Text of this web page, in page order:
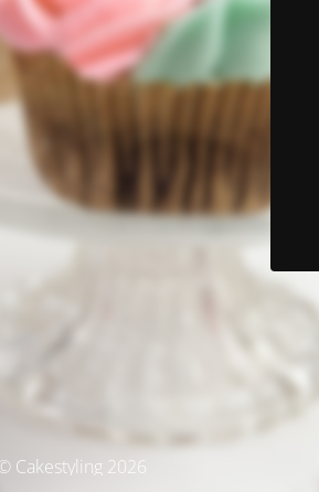
Cakestyling 2026